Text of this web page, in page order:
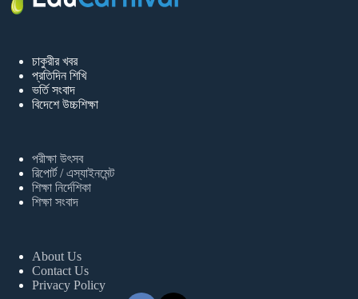
চাকুরীর খবর
প্রতিদিন শিখি
ভর্তি সংবাদ
বিদেশে উচ্চশিক্ষা
পরীক্ষা উৎসব
রিপোর্ট / এস্যাইনমেন্ট
শিক্ষা নির্দেশিকা
শিক্ষা সংবাদ
About Us
Contact Us
Privacy Policy